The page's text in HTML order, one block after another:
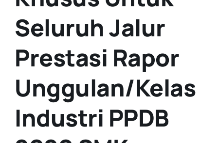
Seluruh Jalur
Prestasi Rapor
Unggulan/Kelas
Industri PPDB